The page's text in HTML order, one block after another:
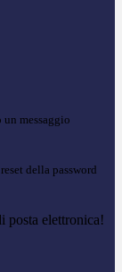
messaggio
della password
posta elettronica!